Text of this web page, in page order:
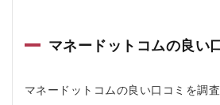
マネードットコムの良い
マネードットコムの良い口コミを調査